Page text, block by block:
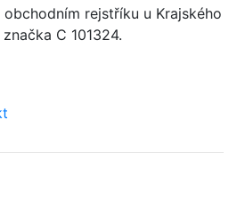
rejstříku u Krajského
C 101324.